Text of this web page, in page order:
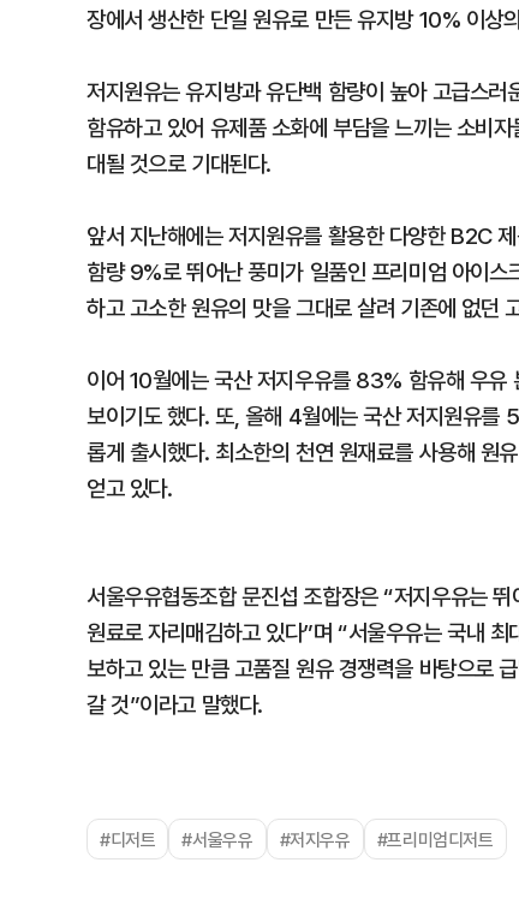
장에서 생산한 단일 원유로 만든 유지방 10% 이상
저지원유는 유지방과 유단백 함량이 높아 고급스
함유하고 있어 유제품 소화에 부담을 느끼는 소비
대될 것으로 기대된다.
앞서 지난해에는 저지원유를 활용한 다양한 B2C
함량 9%로 뛰어난 풍미가 일품인 프리미엄 아이스
하고 고소한 원유의 맛을 그대로 살려 기존에 없던
이어 10월에는 국산 저지우유를 83% 함유해 우유
보이기도 했다. 또, 올해 4월에는 국산 저지원유를
롭게 출시했다. 최소한의 천연 원재료를 사용해 원
얻고 있다.
서울우유협동조합 문진섭 조합장은 “저지우유는
원료로 자리매김하고 있다”며 “서울우유는 국내
보하고 있는 만큼 고품질 원유 경쟁력을 바탕으로
갈 것”이라고 말했다.
#디저트 #서울우유 #저지우유 #프리미엄디저트